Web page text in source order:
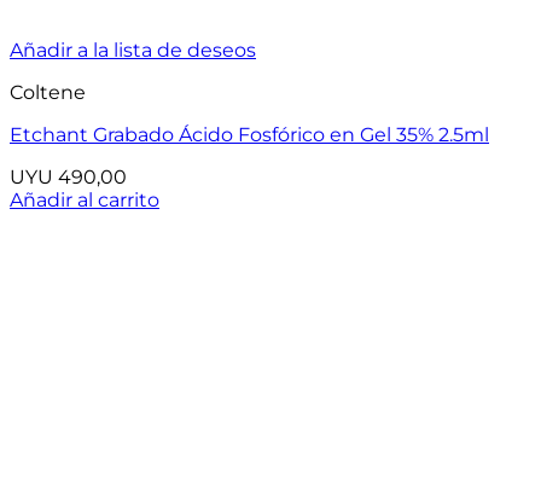
Añadir a la lista de deseos
Coltene
Etchant Grabado Ácido Fosfórico en Gel 35% 2.5ml
UYU 490,00
Añadir al carrito